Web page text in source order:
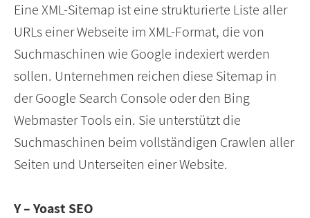
Eine XML-Sitemap ist eine strukturierte Liste aller
URLs einer Webseite im XML-Format, die von
Suchmaschinen wie Google indexiert werden
sollen. Unternehmen reichen diese Sitemap in
der Google Search Console oder den Bing
Webmaster Tools ein. Sie unterstützt die
Suchmaschinen beim vollständigen Crawlen aller
Seiten und Unterseiten einer Website.
Y – Yoast SEO